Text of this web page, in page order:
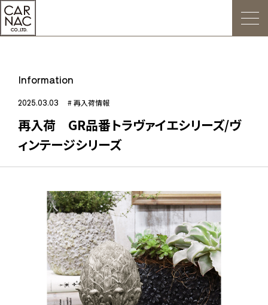
トップ
ごあいさつ
Web発注について
お知らせ
会社概要
デジタルカタログ
販促用POP
Stock status
在庫/商品情報
Information
2025.03.03 # 再入荷情報
再入荷 GR品番トラヴァイエシリーズ/ヴ
ィンテージシリーズ